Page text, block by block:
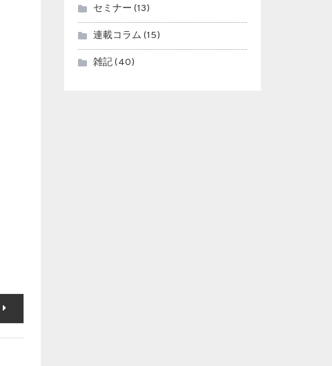
セミナー (13)
連載コラム (15)
雑記(40)